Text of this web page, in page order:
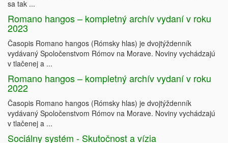
sa tak ...
Romano hangos – kompletný archív vydaní v roku
2023
Časopis Romano hangos (Rómsky hlas) je dvojtýždenník
vydávaný Spoločenstvom Rómov na Morave. Noviny vychádzajú
v tlačenej a ...
Romano hangos – kompletný archív vydaní v roku
2022
Časopis Romano hangos (Rómsky hlas) je dvojtýždenník
vydávaný Spoločenstvom Rómov na Morave. Noviny vychádzajú
v tlačenej a ...
Sociálny systém - Skutočnost a vízia